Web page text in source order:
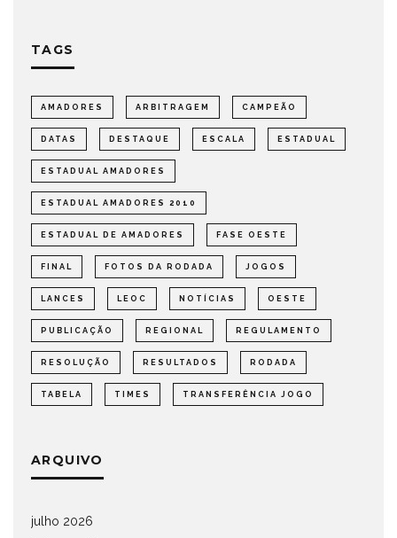
TAGS
AMADORES ARBITRAGEM CAMPEÃO
DATAS DESTAQUE ESCALA ESTADUAL
ESTADUAL AMADORES
ESTADUAL AMADORES 2010
ESTADUAL DE AMADORES FASE OESTE
FINAL FOTOS DA RODADA JOGOS
LANCES LEOC NOTÍCIAS OESTE
PUBLICAÇÃO REGIONAL REGULAMENTO
RESOLUÇÃO RESULTADOS RODADA
TABELA TIMES TRANSFERÊNCIA JOGO
ARQUIVO
julho 2026